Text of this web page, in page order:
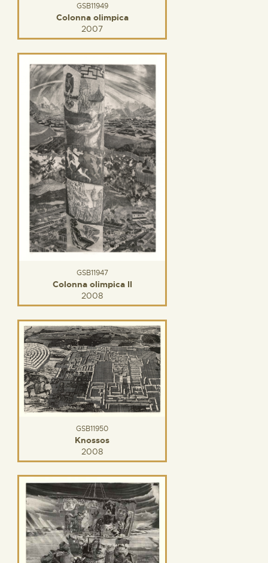
GSB11949
Colonna olimpica
2007
GSB11947
Colonna olimpica II
2008
GSB11950
Knossos
2008